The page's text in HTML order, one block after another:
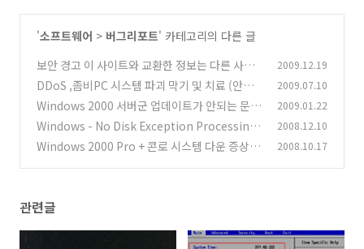
'소프트웨어 > 버그리포트' 카테고리의 다른 글
보안 경고 이 사이트와 교환한 정보는 다른 사람
이 보거나 변경할 수 없습니다
(13)
2009.12.19
DDoS ,좀비PC 시스템 파괴 막기 및 치료 (안전
한방법)
(85)
2009.07.10
Windows 2000 서버군 업데이트가 안되는 문제
(11)
2009.01.22
Windows - No Disk Exception Processing
Message c0000013 Parameters 75b6bf9c
2008.12.10
Windows 2000 Pro + 콘로 시스템 다운 증상
(1
2008.10.17
관련글